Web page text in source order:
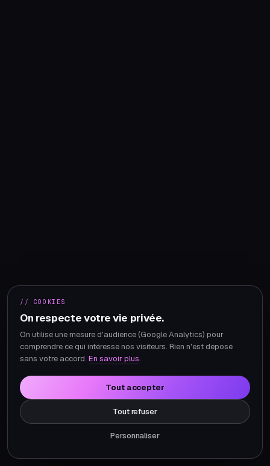
// COOKIES
On respecte votre vie privée.
On utilise une mesure d'audience (Google Analytics) pour
comprendre ce qui intéresse nos visiteurs. Rien n'est déposé
sans votre accord. En savoir plus.
Tout accepter
Tout refuser
Personnaliser